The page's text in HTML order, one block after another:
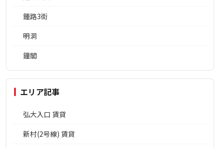
鍾路3街
明洞
鐘閣
エリア記事
弘大入口 賃貸
新村(2号線) 賃貸